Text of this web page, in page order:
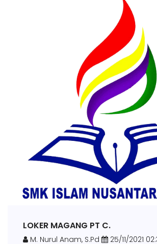
LOKER MAGANG PT C.
M. Nurul Anam, S.Pd 25/11/2021